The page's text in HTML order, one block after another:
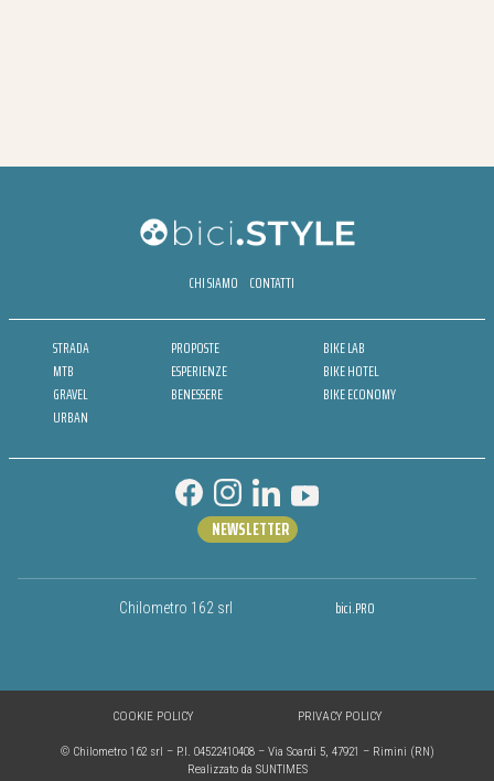
CHI SIAMO CONTATTI
STRADA
MTB
GRAVEL
URBAN
PROPOSTE
ESPERIENZE
BENESSERE
BIKE LAB
BIKE HOTEL
BIKE ECONOMY
Chilometro 162 srl bici.PRO
NEWSLETTER
© Chilometro 162 srl – P.I. 04522410408 – Via Soardi 5, 47921 – Rimini (RN)
Realizzato da SUNTIMES
COOKIE POLICY PRIVACY POLICY